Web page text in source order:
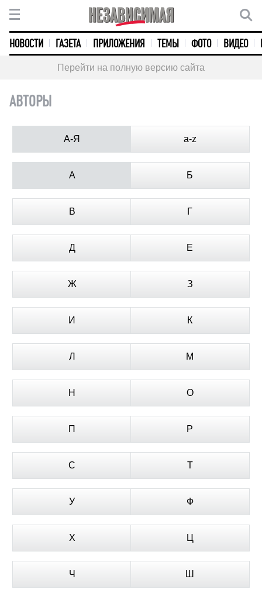
НОВОСТИ ГАЗЕТА ПРИЛОЖЕНИЯ ТЕМЫ ФОТО ВИДЕО
Перейти на полную версию сайта
АВТОРЫ
А-Я a-z
А Б
В Г
Д Е
Ж З
И К
Л М
Н О
П Р
С Т
У Ф
Х Ц
Ч Ш